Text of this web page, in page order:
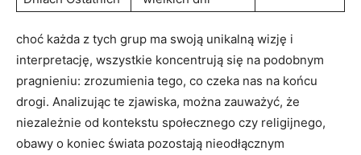
choć każda⁣ z tych ⁤grup ma ⁤swoją unikalną ⁣wizję ⁤i
interpretację, wszystkie koncentrują się na podobnym
pragnieniu: ‌zrozumienia⁢ tego, co czeka nas na końcu
drogi. Analizując te zjawiska, można zauważyć, że
niezależnie od ⁣kontekstu⁣ społecznego czy ⁣religijnego,
obawy ⁢o koniec świata pozostają nieodłącznym